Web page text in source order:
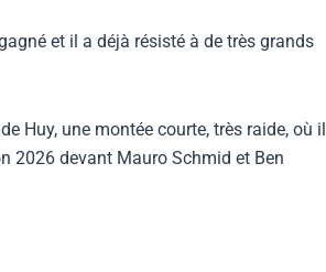
et il a déjà résisté à de très grands
Huy, une montée courte, très raide, où il
2026 devant Mauro Schmid et Ben